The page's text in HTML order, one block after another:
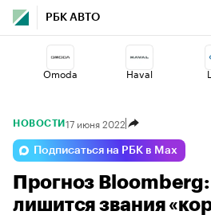
РБК АВТО
Omoda Haval
Changan Jaecoo
Esteo Voyah
НОВОСТИ 17 июня 2022
Подписаться на РБК в Max
Прогноз
лишится звания